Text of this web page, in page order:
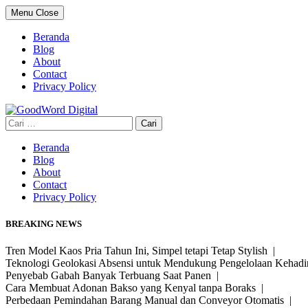
Skip
to
content
Menu Close
Beranda
Blog
About
Contact
Privacy Policy
Cari
untuk:
Beranda
Blog
About
Contact
Privacy Policy
BREAKING NEWS
Tren Model Kaos Pria Tahun Ini, Simpel tetapi Tetap Stylish |
Teknologi Geolokasi Absensi untuk Mendukung Pengelolaan
Penyebab Gabah Banyak Terbuang Saat Panen |
Cara Membuat Adonan Bakso yang Kenyal tanpa Boraks |
Perbedaan Pemindahan Barang Manual dan Conveyor Otomatis |